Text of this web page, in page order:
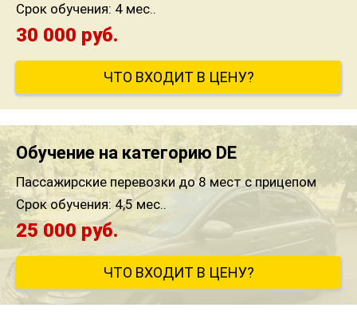
Срок обучения: 4 мес..
30 000 руб.
ЧТО ВХОДИТ В ЦЕНУ?
Обучение на категорию DE
Пассажирские перевозки до 8 мест с прицепом
Срок обучения: 4,5 мес..
25 000 руб.
ЧТО ВХОДИТ В ЦЕНУ?